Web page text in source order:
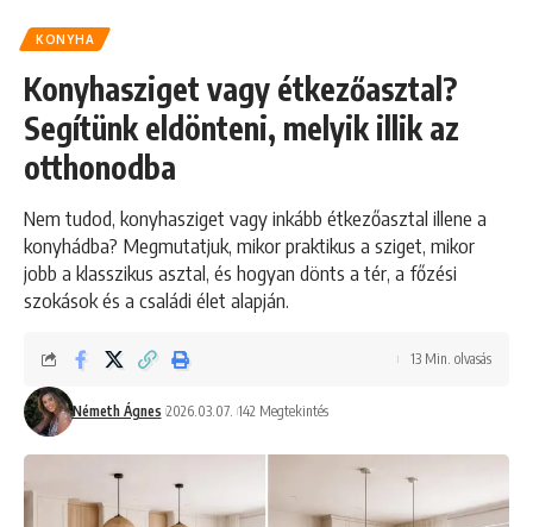
KONYHA
Konyhasziget vagy étkezőasztal?
Segítünk eldönteni, melyik illik az
otthonodba
Nem tudod, konyhasziget vagy inkább étkezőasztal illene a
konyhádba? Megmutatjuk, mikor praktikus a sziget, mikor
jobb a klasszikus asztal, és hogyan dönts a tér, a főzési
szokások és a családi élet alapján.
Németh Ágnes 2026.03.07. 142 Megtekintés
13 Min. olvasás